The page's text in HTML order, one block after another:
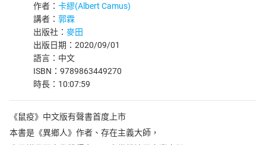
作者： 卡繆(Albert Camus)
講者： 郭霖
出版社： 麥田
出版日期：2020/09/01
語言：中文
ISBN：9789863449270
時長：10:07:59
《鼠疫》中文版有聲書首度上市
本書是《異鄉人》作者、存在主義大師，